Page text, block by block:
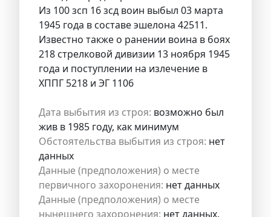
Из 100 зсп 16 зсд воин выбыл 03 марта
1945 года в составе эшелона 42511.
Известно также о ранении воина в боях
218 стрелковой дивизии 13 ноября 1945
года и поступлении на излечение в
ХППГ 5218 и ЭГ 1106
Дата выбытия из строя: возможно был
жив в 1985 году, как минимум
Обстоятельства выбытия из строя: нет
данных
Данные (предположения) о месте
первичного захоронения: нет данных
Данные (предположения) о месте
нынешнего захоронения: нет данных.